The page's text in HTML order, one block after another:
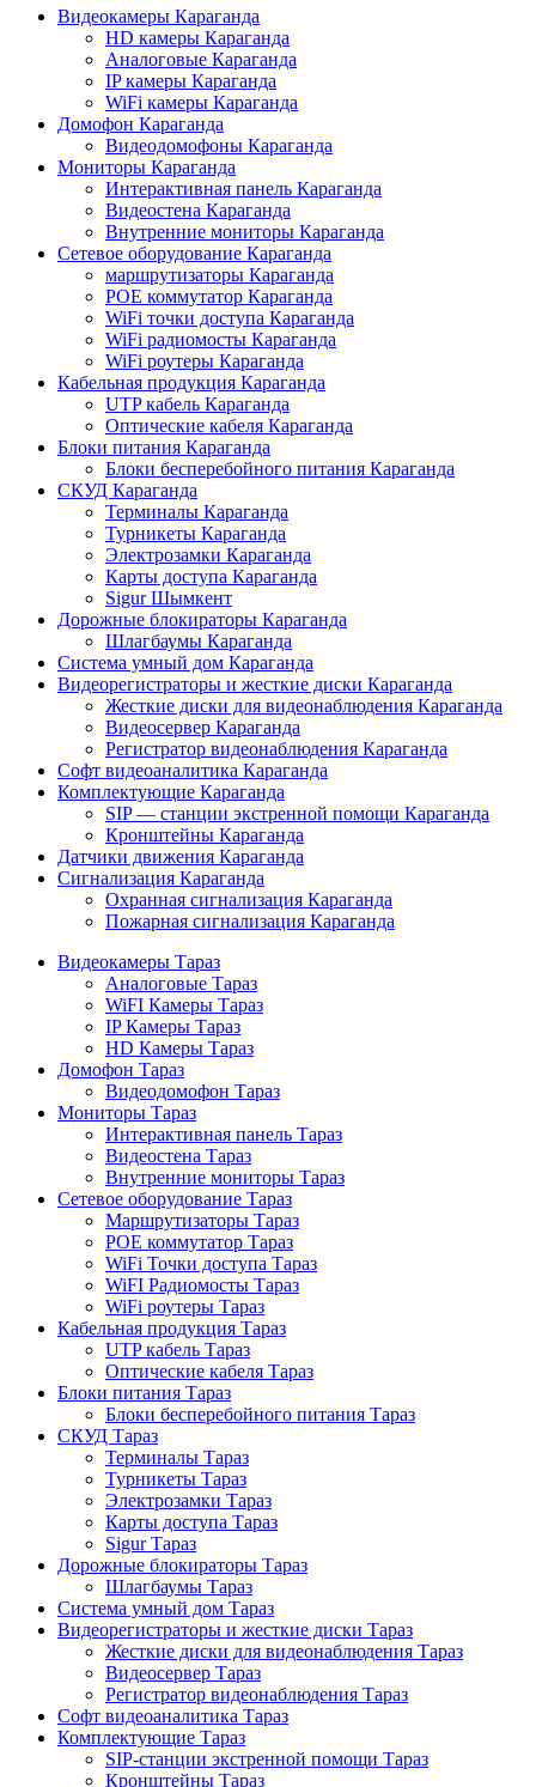
Видеокамеры Караганда
HD камеры Караганда
Аналоговые Караганда
IP камеры Караганда
WiFi камеры Караганда
Домофон Караганда
Видеодомофоны Караганда
Мониторы Караганда
Интерактивная панель Караганда
Видеостена Караганда
Внутренние мониторы Караганда
Сетевое оборудование Караганда
маршрутизаторы Караганда
POE коммутатор Караганда
WiFi точки доступа Караганда
WiFi радиомосты Караганда
WiFi роутеры Караганда
Кабельная продукция Караганда
UTP кабель Караганда
Оптические кабеля Караганда
Блоки питания Караганда
Блоки бесперебойного питания Караганда
СКУД Караганда
Терминалы Караганда
Турникеты Караганда
Электрозамки Караганда
Карты доступа Караганда
Sigur Шымкент
Дорожные блокираторы Караганда
Шлагбаумы Караганда
Система умный дом Караганда
Видеорегистраторы и жесткие диски Караганда
Жесткие диски для видеонаблюдения Караганда
Видеосервер Караганда
Регистратор видеонаблюдения Караганда
Софт видеоаналитика Караганда
Комплектующие Караганда
SIP — станции экстренной помощи Караганда
Кронштейны Караганда
Датчики движения Караганда
Сигнализация Караганда
Охранная сигнализация Караганда
Пожарная сигнализация Караганда
Видеокамеры Тараз
Аналоговые Тараз
WiFI Камеры Тараз
IP Камеры Тараз
HD Камеры Тараз
Домофон Тараз
Видеодомофон Тараз
Мониторы Тараз
Интерактивная панель Тараз
Видеостена Тараз
Внутренние мониторы Тараз
Сетевое оборудование Тараз
Маршрутизаторы Тараз
POE коммутатор Тараз
WiFi Точки доступа Тараз
WiFI Радиомосты Тараз
WiFi роутеры Тараз
Кабельная продукция Тараз
UTP кабель Тараз
Оптические кабеля Тараз
Блоки питания Тараз
Блоки бесперебойного питания Тараз
СКУД Тараз
Терминалы Тараз
Турникеты Тараз
Электрозамки Тараз
Карты доступа Тараз
Sigur Тараз
Дорожные блокираторы Тараз
Шлагбаумы Тараз
Система умный дом Тараз
Видеорегистраторы и жесткие диски Тараз
Жесткие диски для видеонаблюдения Тараз
Видеосервер Тараз
Регистратор видеонаблюдения Тараз
Софт видеоаналитика Тараз
Комплектующие Тараз
SIP-станции экстренной помощи Тараз
Кронштейны Тараз